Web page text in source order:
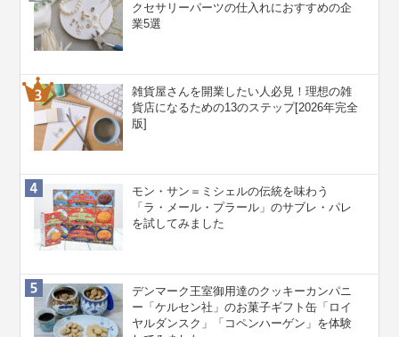
クセサリーパーツの仕入れにおすすめの企
業5選
雑貨屋さんを開業したい人必見！理想の雑
貨店になるための13のステップ[2026年完全
版]
モン・サン＝ミシェルの伝統を味わう
「ラ・メール・プラール」のサブレ・パレ
を試してみました
デンマーク王室御用達のクッキーカンパニ
ー「ケルセン社」のお菓子ギフト缶「ロイ
ヤルダンスク」「コペンハーゲン」を体験